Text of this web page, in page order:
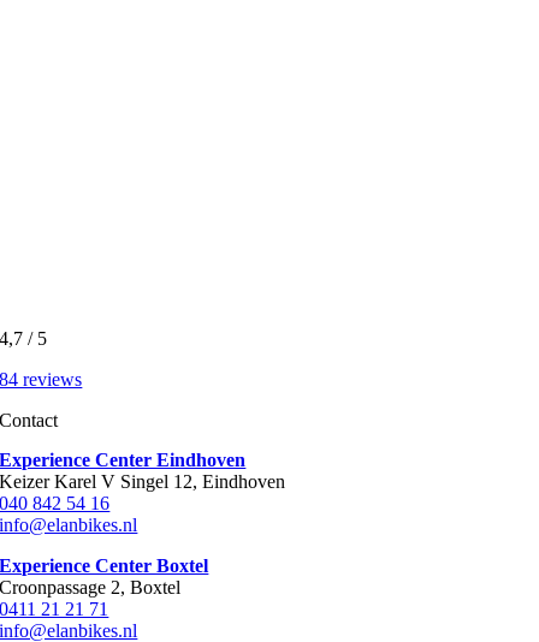
4,7 / 5
84 reviews
Contact
Experience Center Eindhoven
Keizer Karel V Singel 12, Eindhoven
040 842 54 16
info@elanbikes.nl
Experience Center Boxtel
Croonpassage 2, Boxtel
0411 21 21 71
info@elanbikes.nl